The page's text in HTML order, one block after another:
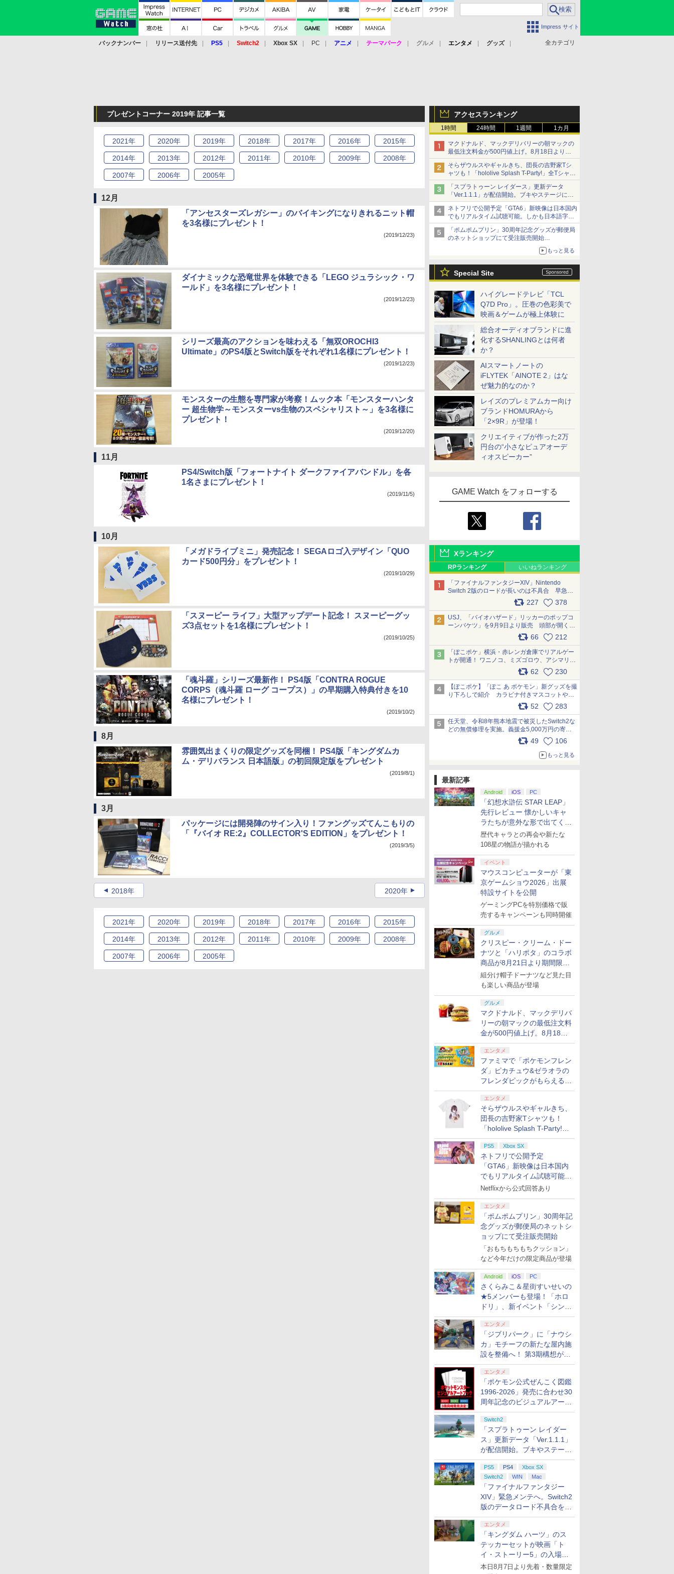
Impress サイト
全カテゴリ
バックナンバー リリース送付先 PS5 Switch2 Xbox SX PC アニメ テーマパーク グルメ エンタメ
グッズ
アクセスランキング
1時間 24時間 1週間 1カ月
マクドナルド、マックデリバリーの朝マックの
最低注文料金が500円値上げ。8月18日より
1,500円から受付
そらザウルスやギャルきち、団長の吉野家Tシ
ャツも！「hololive Splash T-Party!」全Tシャツ
ラインナップ公開＆オンライン販売開始
「スプラトゥーン レイダース」更新データ
「Ver.1.1.1」が配信開始。ブキやステージに関
する不具合を修正
ネトフリで公開予定「GTA6」新映像は日本国内
でもリアルタイム試聴可能。しかも日本語字幕
付き
Netflixから公式回答あり
「ポムポムプリン」30周年記念グッズが郵便局
のネットショップにて受注販売開始
「おもちもちもちクッション」など今年だけの
もっと見る
Special Site
ハイグレードテレビ「TCL
Q7D Pro」。圧巻の色彩美で
映画＆ゲームが極上体験に
総合オーディオブランドに進
化するSHANLINGとは何者
か？
AIスマートノートの
iFLYTEK「AINOTE 2」はな
ぜ魅力的なのか？
レイズのプレミアムカー向け
ブランドHOMURAから
「2×9R」が登場！
クリエイティブが作った2万
円台の“小さなピュアオーデ
ィオスピーカー”
GAME Watch をフォローする
Xランキング
RPランキング いいねランキング
「ファイナルファンタジーXIV」Nintendo
Switch 2版のロードが長いのは不具合 早急に
アップデートできるよう対応中227 378
USJ、「バイオハザード」リッカーのポップコ
ーンバケツ」を9月9日より販売 頭部が開く仕
組み。味は恐怖を堪のう「味噌フレーバー」
66 212
「ぽこポケ」横浜・赤レンガ倉庫でリアルゲー
トが開通！ ワニノコ、ミズゴロウ、アシマリ登
場シーンをレポート pic.x.com/LDgEByVl6D
62 230
【ぽこポケ】「ぽこ あ ポケモン」新グッズを撮
り下ろしで紹介 カラビナ付きマスコットやス
52 283
任天堂、令和8年熊本地震で被災したSwitch2な
どの無償修理を実施。義援金5,000万円の寄付
も発表 pic.x.com/BAYsMfUfUC
49 106
もっと見る
最新記事
Android iOS PC
「幻想水滸伝 STAR LEAP」
先行レビュー 懐かしいキャ
ラたちが意外な形で出てくる
シリーズ完全新作！
歴代キャラとの再会や新たな
108星の物語が描かれる
イベント
マウスコンピューターが「東
京ゲームショウ2026」出展
特設サイトを公開
ゲーミングPCを特別価格で販
売するキャンペーンも同時開催
グルメ
クリスピー・クリーム・ドー
ナツと「ハリポタ」のコラボ
商品が8月21日より期間限定
で発売
組分け帽子ドーナツなど見た目
も楽しい商品が登場
グルメ
マクドナルド、マックデリバ
リーの朝マックの最低注文料
金が500円値上げ。8月18日
より1,500円から受付
エンタメ
ファミマで「ポケモンフレン
ダ」ピカチュウ&ゼラオラの
フレンダピックがもらえるキ
ャンペーン開催！
エンタメ
そらザウルスやギャルきち、
団長の吉野家Tシャツも！
「hololive Splash T-Party!」
全Tシャツラインナップ公開
＆オンライン販売開始
PS5 Xbox SX
ネトフリで公開予定
「GTA6」新映像は日本国内
でもリアルタイム試聴可能。
しかも日本語字幕付き
Netflixから公式回答あり
エンタメ
「ポムポムプリン」30周年記
念グッズが郵便局のネットシ
ョップにて受注販売開始
「おもちもちもちクッション」
など今年だけの限定商品が登場
Android iOS PC
さくらみこ＆星街すいせいの
★5メンバーも登場！「ホロ
ドリ」、新イベント「シンク
ロする夏のスパークル」がス
タート
エンタメ
「ジブリパーク」に「ナウシ
カ」モチーフの新たな屋内施
設を整備へ！ 第3期構想が公
開
エンタメ
「ポケモン公式ぜんこく図鑑
1996-2026」発売に合わせ30
周年記念のビジュアルアート
ブック3冊同時発売が決定
Switch2
「スプラトゥーン レイダー
ス」更新データ「Ver.1.1.1」
が配信開始。ブキやステージ
に関する不具合を修正
PS5 PS4
Xbox SX
Switch2
WIN Mac
「ファイナルファンタジー
XIV」緊急メンテへ。Switch2
版のデータロード不具合を最
適化
エンタメ
「キングダム ハーツ」のス
テッカーセットが映画「ト
イ・ストーリー5」の入場特
典として配布決定！
本日8月7日より先着・数量限定
プレゼントコーナー 2019年 記事一覧
2021年 2020年 2019年 2018年 2017年 2016年 2015年
2014年 2013年 2012年 2011年 2010年 2009年 2008年
2007年 2006年 2005年
12月
「アンセスターズレガシー」のバイキングになりきれるニット帽
を3名様にプレゼント！
(2019/12/23)
ダイナミックな恐竜世界を体験できる「LEGO ジュラシック・ワ
ールド」を3名様にプレゼント！
(2019/12/23)
シリーズ最高のアクションを味わえる「無双OROCHI3
Ultimate」のPS4版とSwitch版をそれぞれ1名様にプレゼント！
(2019/12/23)
モンスターの生態を専門家が考察！ムック本「モンスターハンタ
ー 超生物学～モンスターvs生物のスペシャリスト～」を3名様に
プレゼント！
(2019/12/20)
11月
PS4/Switch版「フォートナイト ダークファイアバンドル」を各
1名さまにプレゼント！
(2019/11/5)
10月
「メガドライブミニ」発売記念！ SEGAロゴ入デザイン「QUO
カード500円分」をプレゼント！
(2019/10/29)
「スヌーピー ライフ」大型アップデート記念！ スヌーピーグッ
ズ3点セットを1名様にプレゼント！
(2019/10/25)
「魂斗羅」シリーズ最新作！ PS4版「CONTRA ROGUE
CORPS（魂斗羅 ローグ コープス）」の早期購入特典付きを10
名様にプレゼント！
(2019/10/2)
8月
雰囲気出まくりの限定グッズを同梱！ PS4版「キングダムカ
ム・デリバランス 日本語版」の初回限定版をプレゼント
(2019/8/1)
3月
パッケージには開発陣のサイン入り！ファングッズてんこもりの
「『バイオ RE:2』COLLECTOR'S EDITION」をプレゼント！
(2019/3/5)
2018年 2020年
2021年 2020年 2019年 2018年 2017年 2016年 2015年
2014年 2013年 2012年 2011年 2010年 2009年 2008年
2007年 2006年 2005年